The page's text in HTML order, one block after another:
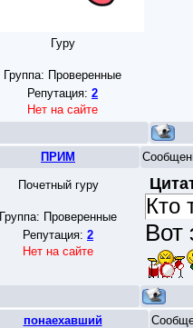
Гуру
Группа: Проверенные
Репутация: 2
Нет на сайте
ПРИМ
Почетный гуру
Группа: Проверенные
Репутация: 2
Нет на сайте
Кто
понаехавший